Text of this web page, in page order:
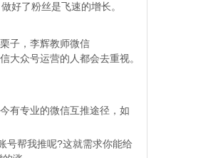
好了粉丝是飞速的增长。
子，李辉教师微信
大众号运营的人都会去重视。
有专业的微信互推途径，如
帮我推呢?这就需求你能给